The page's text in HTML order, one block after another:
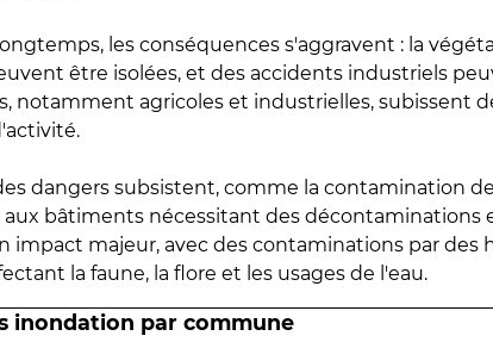
les conséquences s'aggravent : la
être isolées, et des accidents industriels
notamment agricoles et industrielles, subissent
dangers subsistent, comme la contamination
bâtiments nécessitant des décontaminations
impact majeur, avec des contaminations par des
la faune, la flore et les usages de l'eau.
inondation par commune